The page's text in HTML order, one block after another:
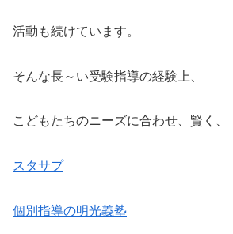
活動も続けています。
そんな長～い受験指導の経験上、
こどもたちのニーズに合わせ、賢く、
スタサプ
個別指導の明光義塾